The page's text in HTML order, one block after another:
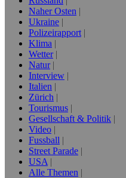
Naher Osten
Ukraine
Polizeirapport
Klima
Wetter
Natur
Interview
Italien
Zürich
Tourismus
Gesellschaft & Politik
Video
Fussball
Street Parade
USA
Alle Themen